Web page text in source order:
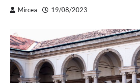
Mircea 19/08/2023